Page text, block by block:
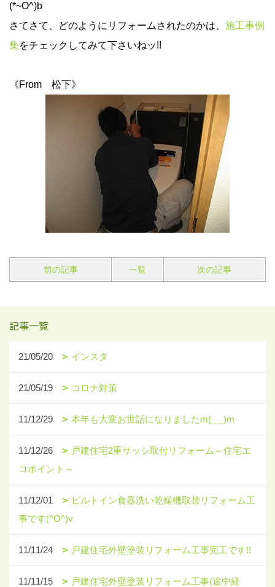
(*~O^)b
さてさて、どのようにリフォームされたのかは、 施工事例
集をチェックしてみて下さいねッ!!
《From 松下》
前の記事 一覧 次の記事
記事一覧
21/05/20 インスタ
21/05/19 コロナ対策
11/12/29 本年も大変お世話になりましたm(_ _)m
11/12/26
戸建住宅2重サッシ取付リフォーム～住宅エ
コポイント～
11/12/01
ビルトイン食器洗い乾燥機取替リフォーム工
事です(^O^)v
11/11/24 戸建住宅外壁塗装リフォーム工事完工です!!
11/11/15
戸建住宅外壁塗装リフォーム工事(途中経